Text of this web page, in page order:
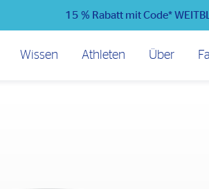
15 % Rabatt mit Code*
Wissen Athleten Über